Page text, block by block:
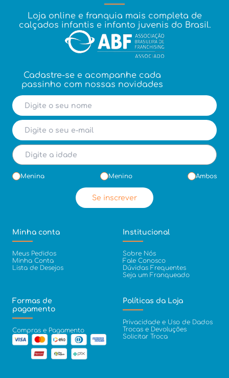
Loja online e franquia mais completa de
calçados infantis e infanto juvenis do Brasil.
Cadastre-se e acompanhe cada
passinho com nossas novidades
Menina Menino Ambos
Se inscrever
Minha conta
Meus Pedidos
Minha Conta
Lista de Desejos
Institucional
Sobre Nós
Fale Conosco
Dúvidas Frequentes
Seja um Franqueado
Formas de
pagamento
Compras e Pagamento
Políticas da Loja
Privacidade e Uso de Dados
Trocas e Devoluções
Solicitar Troca